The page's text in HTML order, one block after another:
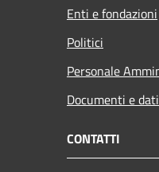
Enti e fondazioni
Politici
Personale
Documenti e dati
CONTATTI